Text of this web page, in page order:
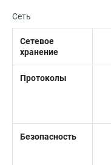
Сеть
Сетевое
хранение
Протоколы
Безопасность